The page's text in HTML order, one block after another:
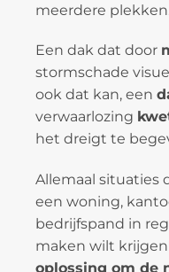
meerdere
Een dak dat door
stormschade
ook dat kan, een
verwaarlozing
het dreigt te
Allemaal situaties
een woning,
bedrijfspand in
maken wilt
oplossing om de